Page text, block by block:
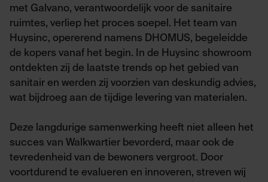
met Galvano, verantwoordelijk voor de sanitaire
ruimtes, verliep het proces soepel. Het team van
Huysinc, opererend namens DHOMUS, begeleidde
de kopers vanaf het begin. In de Huysinc showroom
ontdekten zij de laatste trends op het gebied van
sanitair en werden zij voorzien van deskundig advies,
wat bijdroeg aan de tijdige levering van materialen.
Deze langdurige samenwerking heeft niet alleen het
succes van Walkwartier bevorderd, maar ook de
tevredenheid van de bewoners vergroot. Door
voortdurend te evalueren en innoveren, streven wij